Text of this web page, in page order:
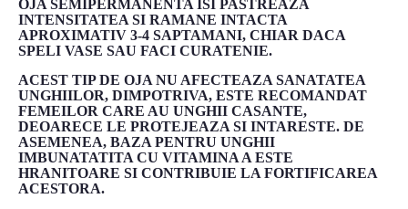
OJA SEMIPERMANENTA ISI PASTREAZA
INTENSITATEA SI RAMANE INTACTA
APROXIMATIV 3-4 SAPTAMANI, CHIAR DACA
SPELI VASE SAU FACI CURATENIE.
ACEST TIP DE OJA NU AFECTEAZA SANATATEA
UNGHIILOR, DIMPOTRIVA, ESTE RECOMANDAT
FEMEILOR CARE AU UNGHII CASANTE,
DEOARECE LE PROTEJEAZA SI INTARESTE. DE
ASEMENEA, BAZA PENTRU UNGHII
IMBUNATATITA CU VITAMINA A ESTE
HRANITOARE SI CONTRIBUIE LA FORTIFICAREA
ACESTORA.